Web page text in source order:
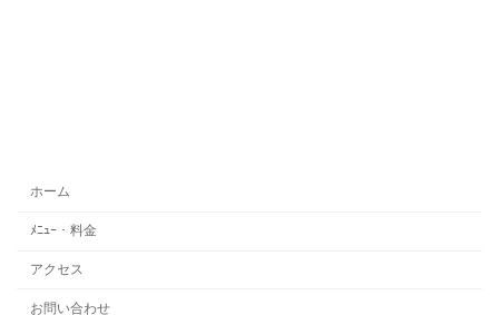
ホーム
ﾒﾆｭｰ・料金
アクセス
お問い合わせ